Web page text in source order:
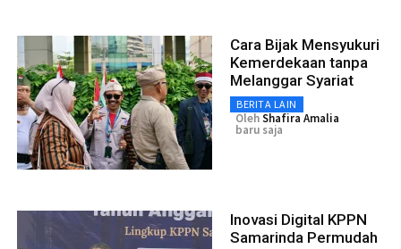
Cara Bijak Mensyukuri
Kemerdekaan tanpa
Melanggar Syariat
BERITA LAIN
OlehShafira Amalia
baru saja
Inovasi Digital KPPN
Samarinda Permudah